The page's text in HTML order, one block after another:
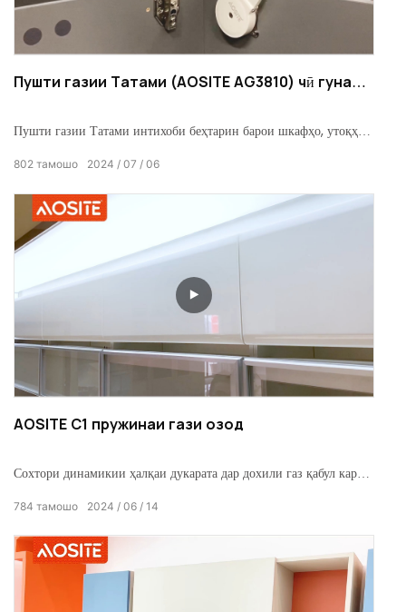
Пушти газии Татами (AOSITE AG3810) чӣ гуна
Пушти газии Татами интихоби беҳтарин барои шкафҳо, утоқҳои
2024 07 06
802 тамошо
AOSITE C1 пружинаи гази озод
Сохтори динамикии ҳалқаи дукарата дар дохили газ қабул карда
2024 06 14
784 тамошо